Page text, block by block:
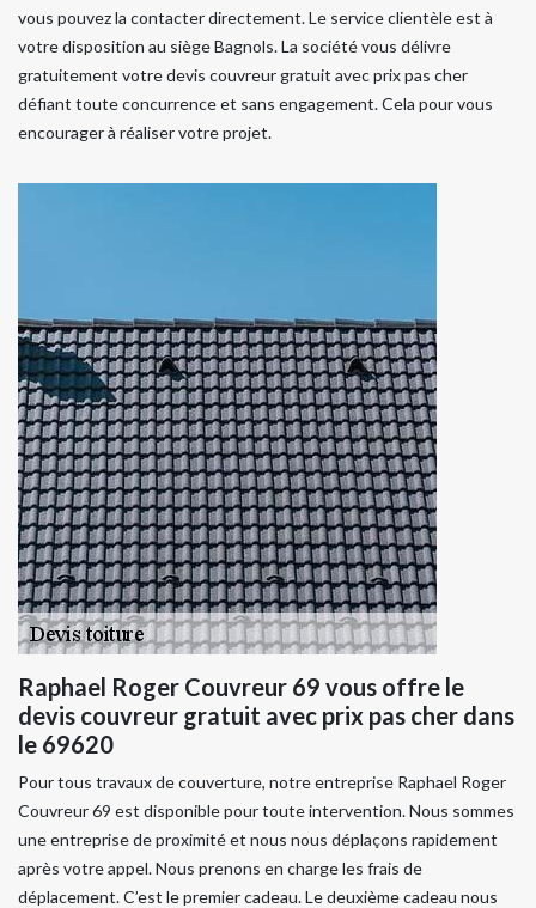
vous pouvez la contacter directement. Le service clientèle est à
votre disposition au siège Bagnols. La société vous délivre
gratuitement votre devis couvreur gratuit avec prix pas cher
défiant toute concurrence et sans engagement. Cela pour vous
encourager à réaliser votre projet.
Raphael Roger Couvreur 69 vous offre le
devis couvreur gratuit avec prix pas cher dans
le 69620
Pour tous travaux de couverture, notre entreprise Raphael Roger
Couvreur 69 est disponible pour toute intervention. Nous sommes
une entreprise de proximité et nous nous déplaçons rapidement
après votre appel. Nous prenons en charge les frais de
déplacement. C’est le premier cadeau. Le deuxième cadeau nous